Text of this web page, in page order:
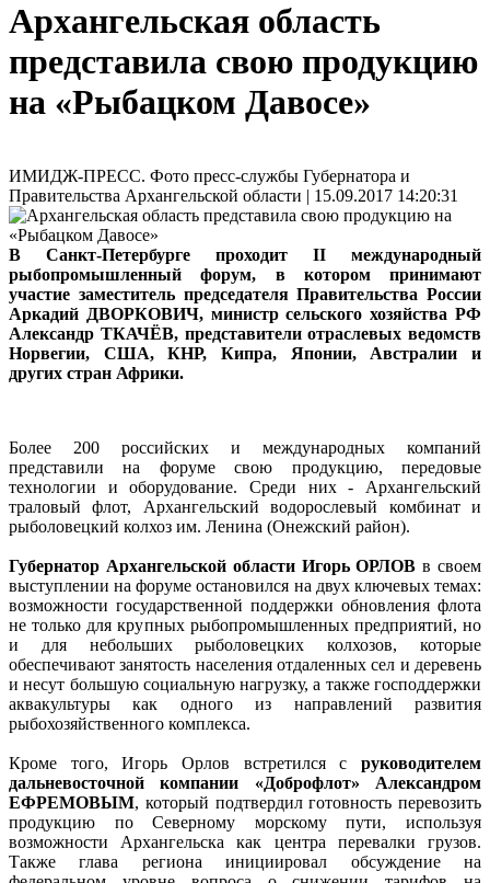
Архангельская область
представила свою продукцию
на «Рыбацком Давосе»
ИМИДЖ-ПРЕСС. Фото пресс-службы Губернатора и
Правительства Архангельской области | 15.09.2017 14:20:31
В Санкт-Петербурге проходит II международный
рыбопромышленный форум, в котором принимают
участие заместитель председателя Правительства России
Аркадий ДВОРКОВИЧ, министр сельского хозяйства РФ
Александр ТКАЧЁВ, представители отраслевых ведомств
Норвегии, США, КНР, Кипра, Японии, Австралии и
других стран Африки.
Более 200 российских и международных компаний
представили на форуме свою продукцию, передовые
технологии и оборудование. Среди них - Архангельский
траловый флот, Архангельский водорослевый комбинат и
рыболовецкий колхоз им. Ленина (Онежский район).
Губернатор Архангельской области Игорь ОРЛОВ в своем
выступлении на форуме остановился на двух ключевых темах:
возможности государственной поддержки обновления флота
не только для крупных рыбопромышленных предприятий, но
и для небольших рыболовецких колхозов, которые
обеспечивают занятость населения отдаленных сел и деревень
и несут большую социальную нагрузку, а также господдержки
аквакультуры как одного из направлений развития
рыбохозяйственного комплекса.
Кроме того, Игорь Орлов встретился с руководителем
дальневосточной компании «Доброфлот» Александром
ЕФРЕМОВЫМ, который подтвердил готовность перевозить
продукцию по Северному морскому пути, используя
возможности Архангельска как центра перевалки грузов.
Также глава региона инициировал обсуждение на